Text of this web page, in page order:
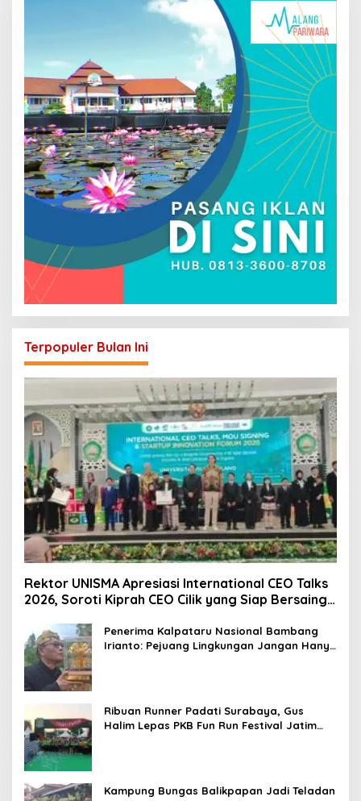
Terpopuler Bulan Ini
Rektor UNISMA Apresiasi International CEO Talks
2026, Soroti Kiprah CEO Cilik yang Siap Bersaing
Penerima Kalpataru Nasional Bambang
Irianto: Pejuang Lingkungan Jangan Hanya
Ribuan Runner Padati Surabaya, Gus
Halim Lepas PKB Fun Run Festival Jatim
Kampung Bungas Balikpapan Jadi Teladan